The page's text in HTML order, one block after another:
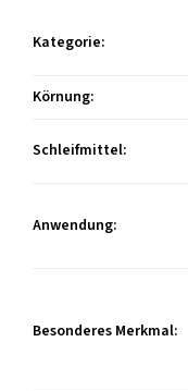
Kategorie:
Körnung:
Schleifmittel:
Anwendung:
Besonderes Merkmal: